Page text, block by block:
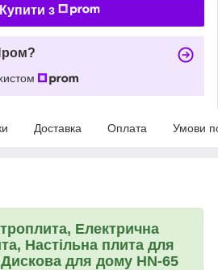
Купити з
Доставка Оплата Умови
Електрична
Настільна плита для
для дому HN-65